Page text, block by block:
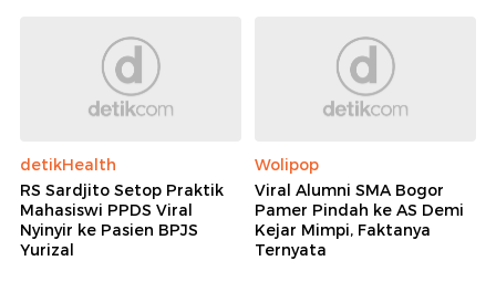
detikHealth
RS Sardjito Setop Praktik
Mahasiswi PPDS Viral
Nyinyir ke Pasien BPJS
Yurizal
Wolipop
Viral Alumni SMA Bogor
Pamer Pindah ke AS Demi
Kejar Mimpi, Faktanya
Ternyata